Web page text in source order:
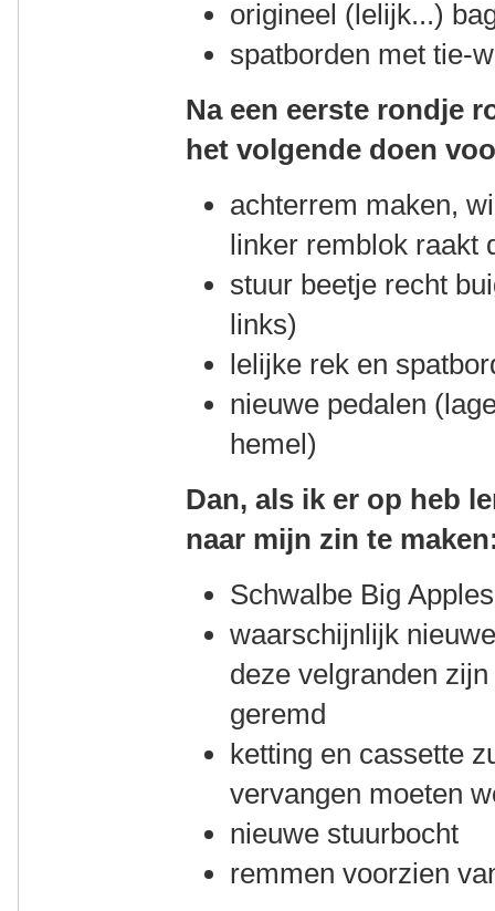
origineel (lelijk...)
spatborden met tie-
Na een eerste rondje
het volgende doen
achterrem maken,
linker remblok raakt
stuur beetje recht
links)
lelijke rek en
nieuwe pedalen
hemel)
Dan, als ik er op heb
naar mijn zin te
Schwalbe Big
waarschijnlijk
deze velgranden
geremd
ketting en cassette
vervangen moeten
nieuwe stuurbocht
remmen voorzien